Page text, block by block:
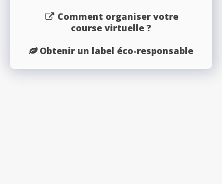
Comment organiser votre
course virtuelle ?
Obtenir un label éco-responsable